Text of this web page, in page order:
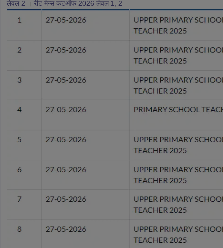
लेवल 2 । रीट मेन्स कटऑफ 2026 लेवल 1, 2